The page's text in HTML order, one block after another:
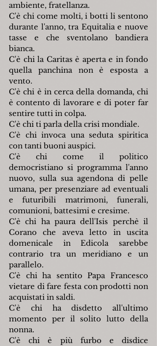
ambiente, fratellanza.
C'è chi come molti, i botti li sentono
durante l'anno, tra Equitalia e nuove
tasse e che sventolano bandiera
bianca.
C'è chi la Caritas è aperta e in fondo
quella panchina non è esposta a
vento.
C'è chi è in cerca della domanda, chi
è contento di lavorare e di poter far
sentire tutti in colpa.
C'è chi ti parla della crisi mondiale.
C'è chi invoca una seduta spiritica
con tanti buoni auspici.
C'è chi come il politico
democristiano si programma l'anno
nuovo, sulla sua agendona di pelle
umana, per presenziare ad eventuali
e futuribili matrimoni, funerali,
comunioni, battesimi e cresime.
C'è chi ha paura dell'Isis perchè il
Corano che aveva letto in uscita
domenicale in Edicola sarebbe
contrario tra un meridiano e un
parallelo.
C'è chi ha sentito Papa Francesco
vietare di fare festa con prodotti non
acquistati in saldi.
C'è chi ha disdetto all'ultimo
momento per il solito lutto della
nonna.
C'è chi è più furbo e disdice